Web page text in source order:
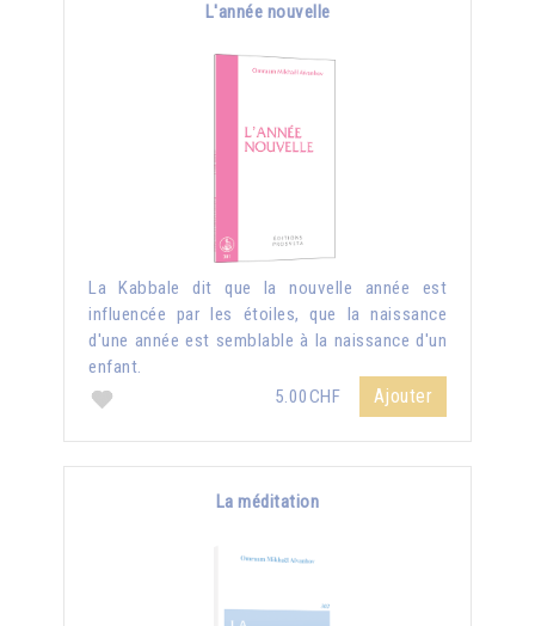
L'année nouvelle
La Kabbale dit que la nouvelle année est
influencée par les étoiles, que la naissance
d'une année est semblable à la naissance d'un
enfant.
5.00CHF
Ajouter
La méditation